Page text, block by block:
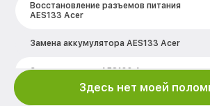
Восстановление разъемов питания
AES133 Acer
Замена аккумулятора AES133 Acer
Замена корпуса AES133 Acer
Здесь нет моей